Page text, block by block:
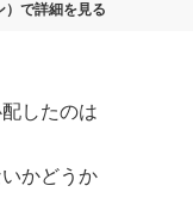
で詳細を見る
したのは
かどうか